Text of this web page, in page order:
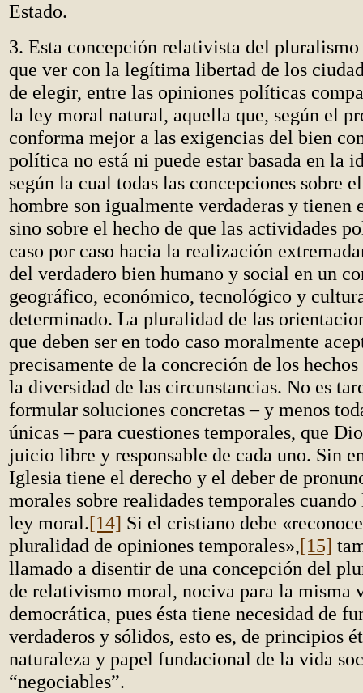
Estado.
3. Esta concepción relativista del pluralismo
que ver con la legítima libertad de los
de elegir, entre las opiniones políticas
la ley moral natural, aquella que, según el
conforma mejor a las exigencias del bien
política no está ni puede estar basada en la
según la cual todas las concepciones sobre
hombre son igualmente verdaderas y tienen
sino sobre el hecho de que las actividades
caso por caso hacia la realización
del verdadero bien humano y social en un
geográfico, económico, tecnológico y
determinado. La pluralidad de las
que deben ser en todo caso moralmente
precisamente de la concreción de los
la diversidad de las circunstancias. No es
formular soluciones concretas – y menos
únicas – para cuestiones temporales, que
juicio libre y responsable de cada uno. Sin
Iglesia tiene el derecho y el deber de
morales sobre realidades temporales
ley moral.[14] Si el cristiano debe
pluralidad de opiniones temporales»,[15]
llamado a disentir de una concepción del
de relativismo moral, nociva para la misma
democrática, pues ésta tiene necesidad de
verdaderos y sólidos, esto es, de principios
naturaleza y papel fundacional de la vida
“negociables”.